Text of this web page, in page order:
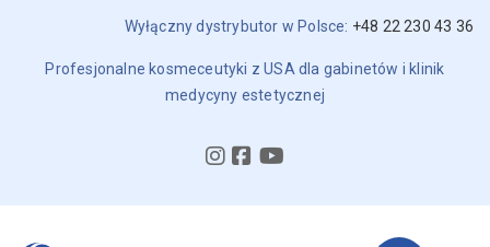
Wyłączny dystrybutor w Polsce: +48 22 230 43 36
Profesjonalne kosmeceutyki z USA dla gabinetów i klinik
medycyny estetycznej